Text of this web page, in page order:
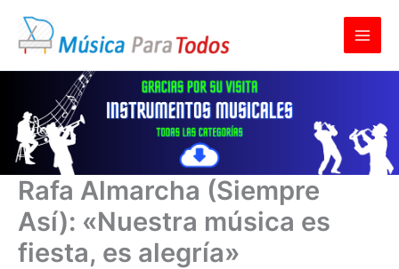
contenido
Rafa Almarcha (Siempre
Así): «Nuestra música es
fiesta, es alegría»